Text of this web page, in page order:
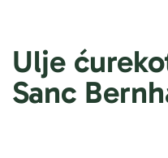
Ulje
Sanc